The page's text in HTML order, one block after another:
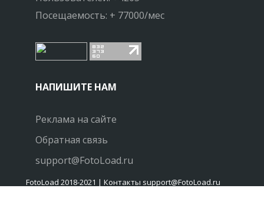
Посещаемость: + 77000/мес
НАПИШИТЕ НАМ
Реклама на сайте
Обратная связь
support@FotoLoad.ru
FotoLoad 2018-2021 | Контакты support@FotoLoad.ru